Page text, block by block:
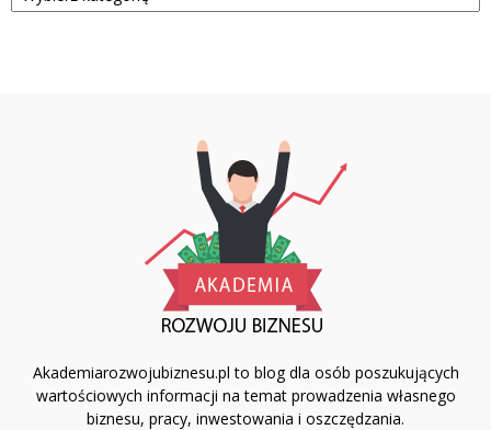
Akademiarozwojubiznesu.pl to blog dla osób poszukujących
wartościowych informacji na temat prowadzenia własnego
biznesu, pracy, inwestowania i oszczędzania.